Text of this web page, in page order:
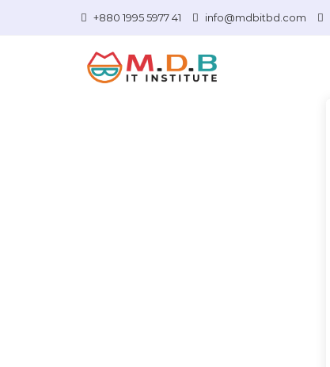
+880 1995 5977 41 info@mdbitbd.com